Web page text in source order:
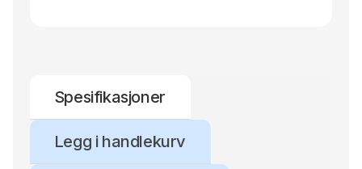
Spesifikasjoner
Legg i handlekurv